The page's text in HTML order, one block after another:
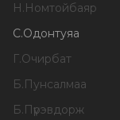
Н.Номтойбаяр
С.Одонтуяа
Г.Очирбат
Б.Пунсалмаа
Б.Пүрэвдорж